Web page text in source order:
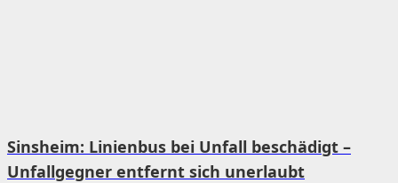
Sinsheim: Linienbus bei Unfall beschädigt –
Unfallgegner entfernt sich unerlaubt